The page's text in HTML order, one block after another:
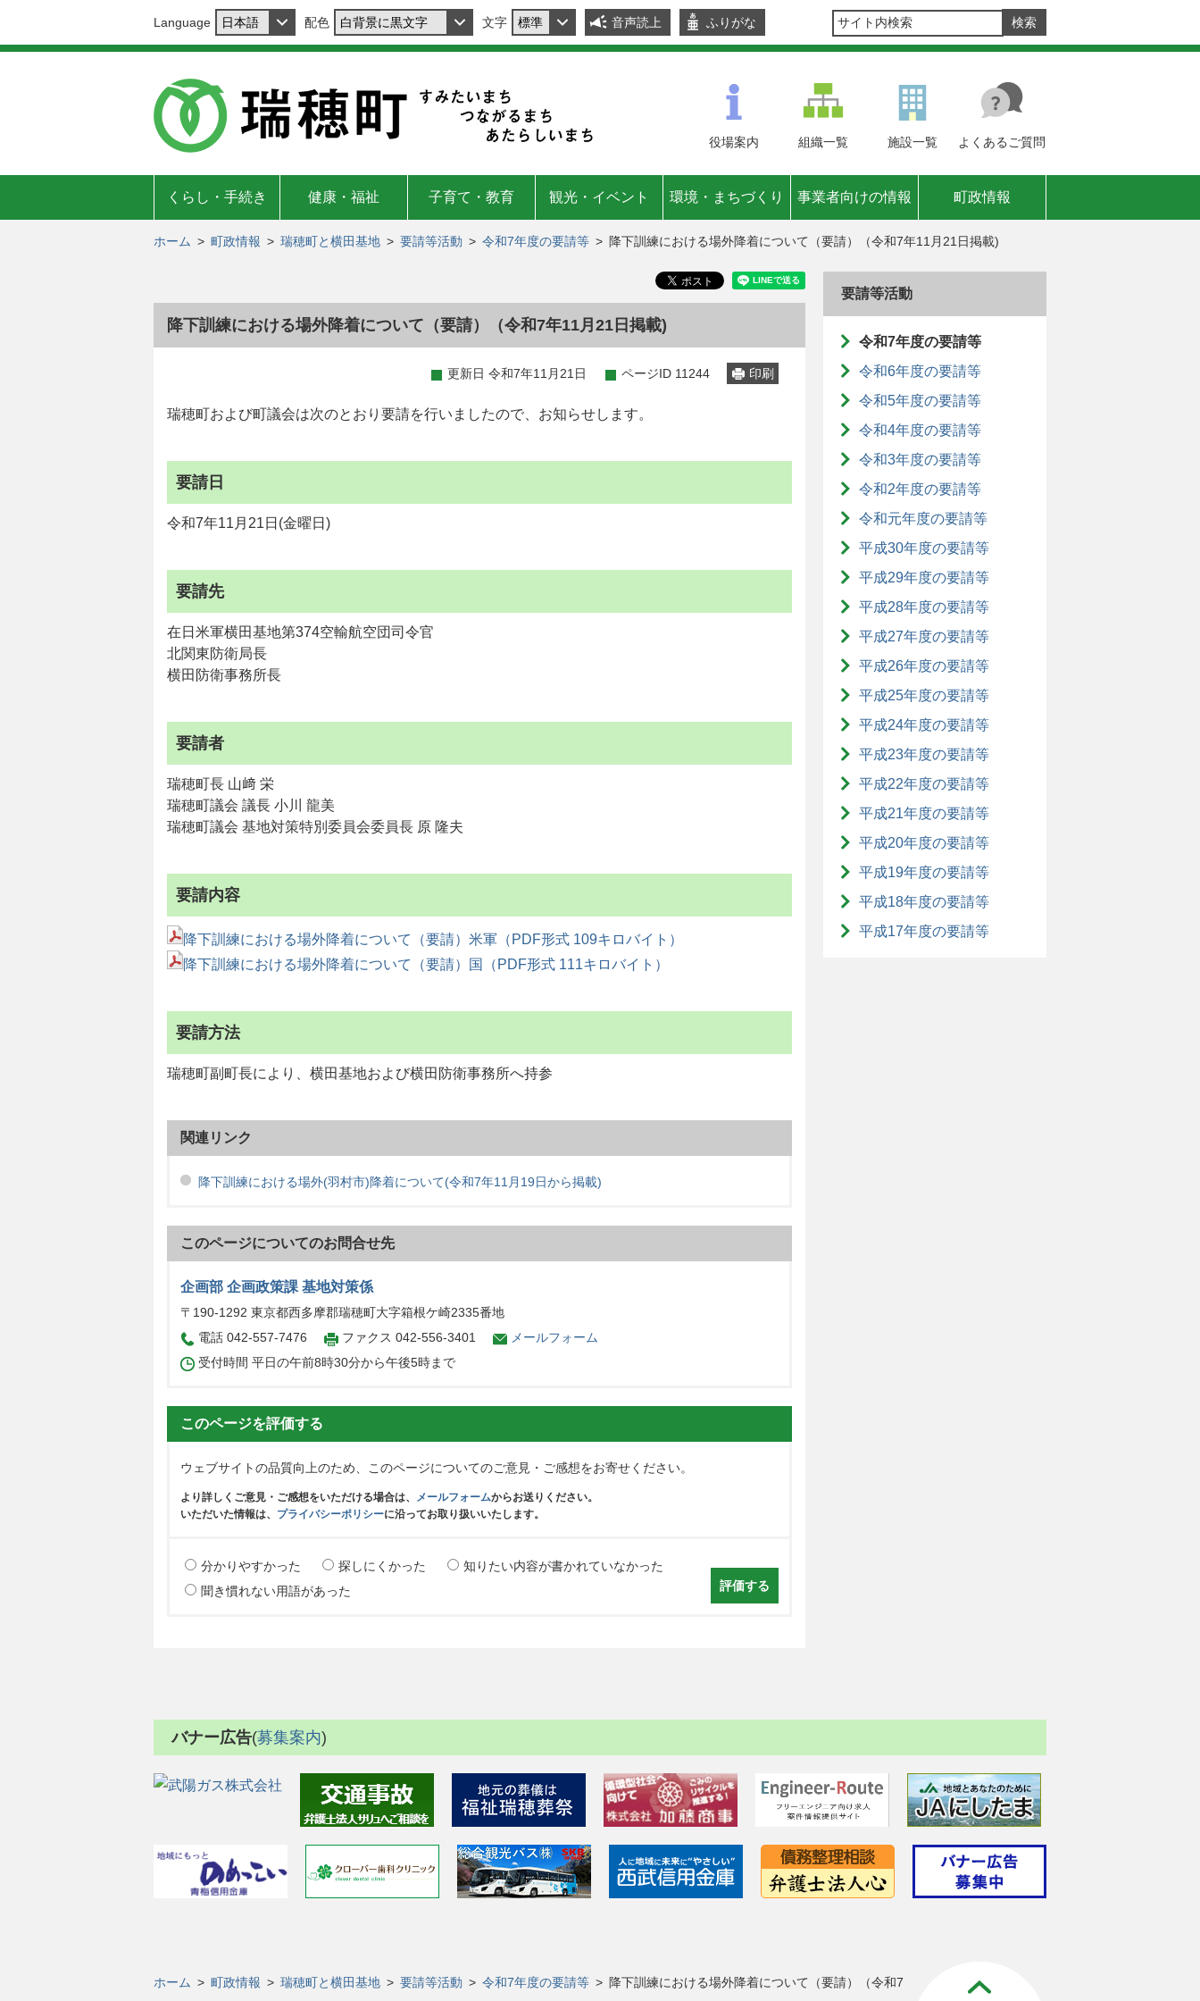
Language 配色 文字 音声読上 ふりがな
役場案内 組織一覧 施設一覧 よくある ご質問
くらし・手続き 健康・福祉 子育て・教育 観光・イベント 環境・まちづくり 事業者向けの情報 町政情報
ホーム > 町政情報 > 瑞穂町と横田基地 > 要請等活動 > 令和7年度の要請等 > 降下訓練における場外降着について（要請）（令和7年11月21日掲載)
降下訓練における場外降着について（要請）（令和7年11月21日掲載)
更新日 令和7年11月21日 ページID 11244 印刷
瑞穂町および町議会は次のとおり要請を行いましたので、お知らせします。
要請日
令和7年11月21日(金曜日)
要請先
在日米軍横田基地第374空輸航空団司令官
北関東防衛局長
横田防衛事務所長
要請者
瑞穂町長 山﨑 栄
瑞穂町議会 議長 小川 龍美
瑞穂町議会 基地対策特別委員会委員長 原 隆夫
要請内容
降下訓練における場外降着について（要請）米軍（PDF形式 109キロバイト）
降下訓練における場外降着について（要請）国（PDF形式 111キロバイト）
要請方法
瑞穂町副町長により、横田基地および横田防衛事務所へ持参
関連リンク
降下訓練における場外(羽村市)降着について(令和7年11月19日から掲載)
このページについてのお問合せ先
企画部 企画政策課 基地対策係
〒190-1292 東京都西多摩郡瑞穂町大字箱根ケ崎2335番地
電話 042-557-7476
ファクス 042-556-3401
メールフォーム
受付時間 平日の午前8時30分から午後5時まで
このページを評価する
ウェブサイトの品質向上のため、このページについてのご意見・ご感想をお寄せください。
より詳しくご意見・ご感想をいただける場合は、 メールフォームからお送りください。
いただいた情報は、 プライバシーポリシーに沿ってお取り扱いいたします。
分かりやすかった 探しにくかった
知りたい内容が書かれていなかった
聞き慣れない用語があった
要請等活動
令和7年度の要請等
令和6年度の要請等
令和5年度の要請等
令和4年度の要請等
令和3年度の要請等
令和2年度の要請等
令和元年度の要請等
平成30年度の要請等
平成29年度の要請等
平成28年度の要請等
平成27年度の要請等
平成26年度の要請等
平成25年度の要請等
平成24年度の要請等
平成23年度の要請等
平成22年度の要請等
平成21年度の要請等
平成20年度の要請等
平成19年度の要請等
平成18年度の要請等
平成17年度の要請等
バナー広告(募集案内)
ホーム > 町政情報 > 瑞穂町と横田基地 > 要請等活動 > 令和7年度の要請等 > 降下訓練における場外降着について（要請）（令和7